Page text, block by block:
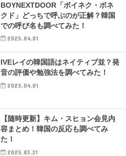
BOYNEXTDOOR「ボイネク・ボネ
クド」どっちで呼ぶのが正解？韓国
での呼び名も調べてみた！
2025.04.01
IVEレイの韓国語はネイティブ並？発
音の評価や勉強法を調べてみた！
2025.04.01
【随時更新】キム・スヒョン会見内
容まとめ！韓国の反応も調べてみ
た！
2025.03.31